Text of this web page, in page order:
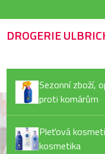
DROGERIE
Sezonní zboží,
proti komárům
Pleťová
kosmetika